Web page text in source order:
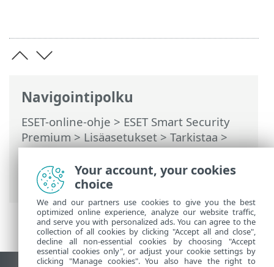
Navigointipolku
ESET-online-ohje > ESET Smart Security
Premium>Lisäasetukset>Tarkistaa>
Laitteen tarkistus>Käynnistystarkistus>
Automaattinen käynnistystiedostojen
tarkistus
Your account, your cookies
choice
We and our partners use cookies to give you the best
optimized online experience, analyze our website traffic,
and serve you with personalized ads. You can agree to the
collection of all cookies by clicking "Accept all and close",
decline all non-essential cookies by choosing "Accept
essential cookies only", or adjust your cookie settings by
clicking "Manage cookies". You also have the right to